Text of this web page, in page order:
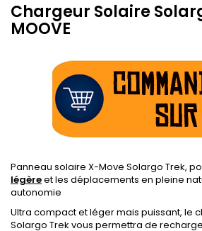
Chargeur Solaire
MOOVE
.
Panneau solaire X-Move Solargo Trek,
légèreet les déplacements en pleine
autonomie
Ultra compact et léger mais puissant, le
Solargo Trek vous permettra de